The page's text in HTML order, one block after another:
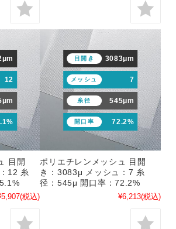
12
目開
12 糸
(税込)
目開き 3083μm
メッシュ 7
糸径 545μm
開口率 72.2%
ポリエチレンメッシュ 目開
き：3083μ メッシュ：7 糸
径：545μ 開口率：72.2%
¥6,213(税込)